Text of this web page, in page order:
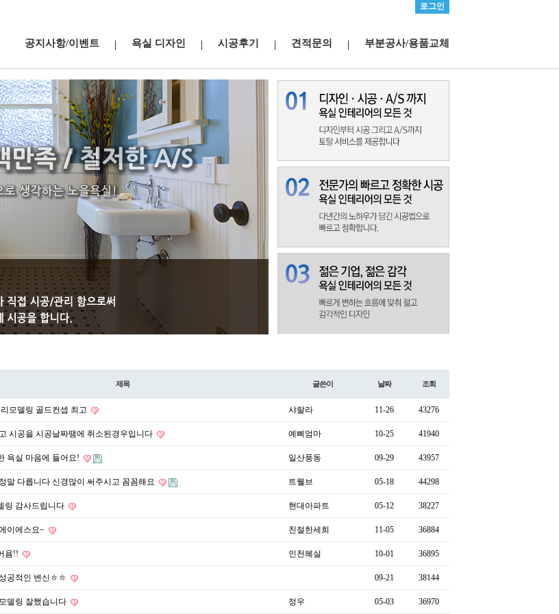
로그인
공지사항/이벤트 욕실 디자인 시공후기 견적문의 부분공사/용품교체
제목 글쓴이 날짜 조회
모델링 골드컨셉 최고 샤랄라 11-26 43276
시공을 시공날짜땜에 취소된경우입니다 예삐엄마 10-25 41940
욕실 마음에 들어요! 일산풍동 09-29 43957
말 다릅니다 신경많이 써주시고 꼼꼼해요 트웰브 05-18 44298
링 감사드립니다 현대아파트 05-12 38227
이에스요~ 친절한세희 11-05 36884
욤!! 인천혜실 10-01 36895
공적인 변신ㅎㅎ 09-21 38144
델링 잘했습니다 정우 05-03 36970